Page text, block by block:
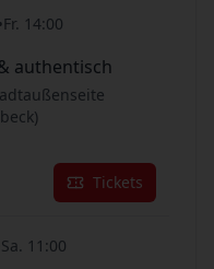
Fr. 14:00
authentisch
Tickets
Sa. 11:00